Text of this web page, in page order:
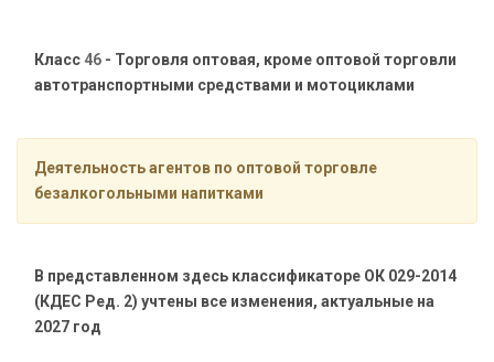
Класс 46 - Торговля оптовая, кроме оптовой торговли
автотранспортными средствами и мотоциклами
Деятельность агентов по оптовой торговле
безалкогольными напитками
В представленном здесь классификаторе ОК 029-2014
(КДЕС Ред. 2) учтены все изменения, актуальные на
2027 год